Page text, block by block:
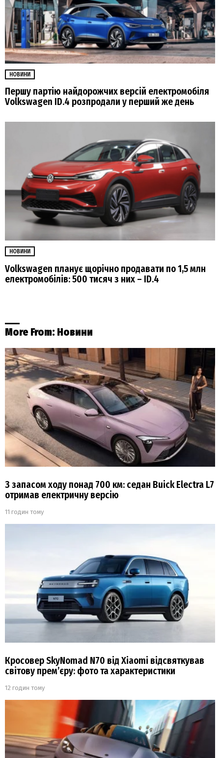
НОВИНИ
Першу партію найдорожчих версій електромобіля
Volkswagen ID.4 розпродали у перший же день
НОВИНИ
Volkswagen планує щорічно продавати по 1,5 млн
електромобілів: 500 тисяч з них – ID.4
More From: Новини
З запасом ходу понад 700 км: седан Buick Electra L7
отримав електричну версію
11 годин тому
Кросовер SkyNomad N70 від Xiaomi відсвяткував
світову прем’єру: фото та характеристики
12 годин тому